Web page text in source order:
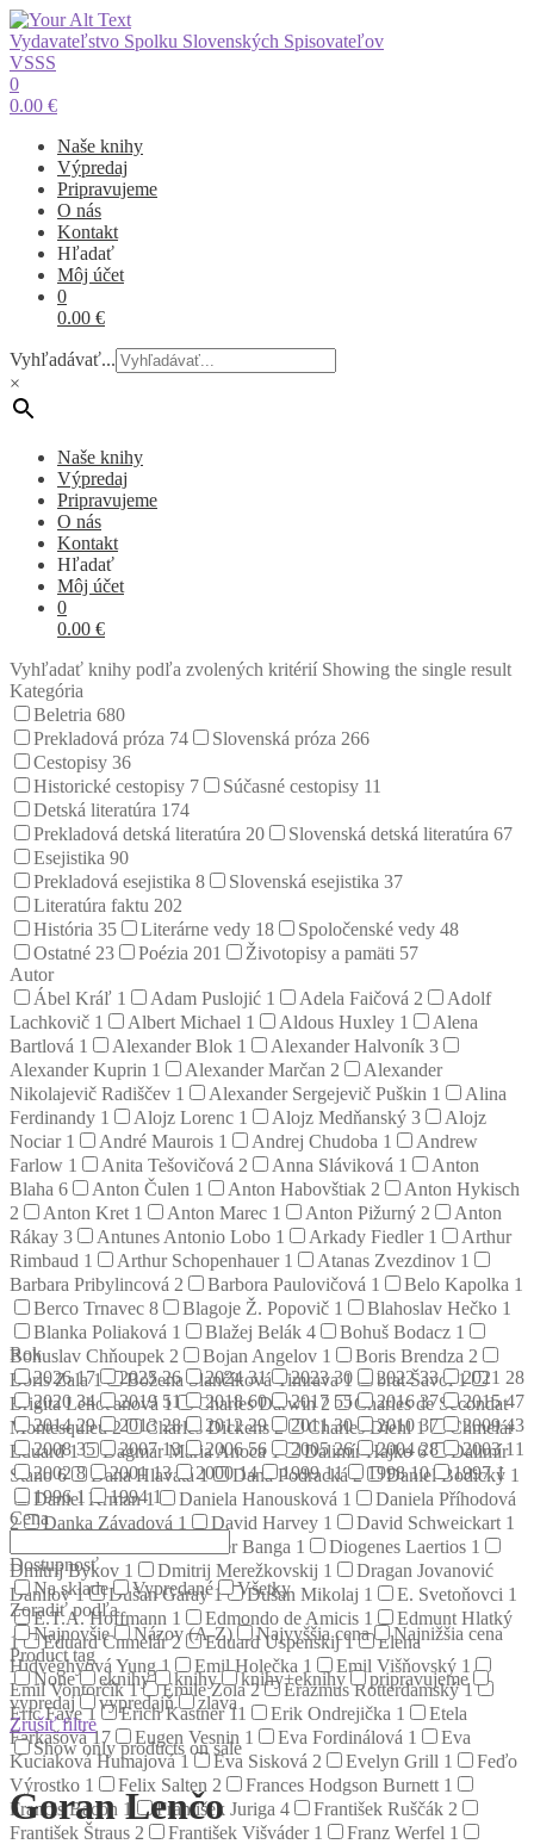
Vydavateľstvo Spolku Slovenských Spisovateľov
VSSS
0
0.00 €
Naše knihy
Výpredaj
Pripravujeme
O nás
Kontakt
Hľadať
Môj účet
0
0.00 €
Vyhľadávať...
×
Naše knihy
Výpredaj
Pripravujeme
O nás
Kontakt
Hľadať
Môj účet
0
0.00 €
Vyhľadať knihy podľa zvolených kritérií Showing the single result
Kategória
Beletria 680
Prekladová próza 74 Slovenská próza 266
Cestopisy 36
Historické cestopisy 7 Súčasné cestopisy 11
Detská literatúra 174
Prekladová detská literatúra 20 Slovenská detská literatúra 67
Esejistika 90
Prekladová esejistika 8 Slovenská esejistika 37
Literatúra faktu 202
História 35 Literárne vedy 18 Spoločenské vedy 48
Ostatné 23 Poézia 201 Životopisy a pamäti 57
Autor
Ábel Kráľ 1 Adam Puslojić 1 Adela Faičová 2
Adolf
Lachkovič 1 Albert Michael 1 Aldous Huxley 1
Alena
Bartlová 1 Alexander Blok 1 Alexander Halvoník 3
Alexander Kuprin 1 Alexander Marčan 2
Alexander
Nikolajevič Radiščev 1 Alexander Sergejevič Puškin 1
Alina
Ferdinandy 1 Alojz Lorenc 1 Alojz Medňanský 3
Alojz
Nociar 1 André Maurois 1 Andrej Chudoba 1
Andrew
Farlow 1 Anita Tešovičová 2 Anna Sláviková 1
Anton
Blaha 6 Anton Čulen 1 Anton Habovštiak 2
Anton Hykisch
2
Anton Kret 1 Anton Marec 1 Anton Pižurný 2
Anton
Rákay 3 Antunes Antonio Lobo 1 Arkady Fiedler 1
Arthur
Rimbaud 1 Arthur Schopenhauer 1 Atanas Zvezdinov 1
Barbara Pribylincová 2 Barbora Paulovičová 1 Belo Kapolka 1
Berco Trnavec 8 Blagoje Ž. Popovič 1 Blahoslav Hečko 1
Blanka Poliaková 1 Blažej Belák 4 Bohuš Bodacz 1
Bohuslav Chňoupek 2 Bojan Angelov 1 Boris Brendza 2
Boris Zala1 Božena Slančíková Timrava1 brat Šavol1
Brigita Lehoťanová 1 Charles Darwin2
Charles de Secondat
Montesquieu2 Charles Dickens2 Charles Diehl1
Chmelár
Eduard1 Dagmar Mária Anoca 1 Dalimír Hajko6
Dalimír
Stano6 Dana Hlavatá1 Dana Podracká2 Daniel Bodický 1
Daniel Krman1 Daniela Hanousková 1
Daniela Příhodová
2
Danka Závadová 1 David Harvey 1 David Schweickart 1
Dezider Banga 1 Diogenes Laertios 1
Dmitrij Bykov 1 Dmitrij Merežkovskij 1
Dragan Jovanović
Danilov1 Dušan Garay1 Dušan Mikolaj 1 E. Svetoňovci 1
E.T.A. Hoffmann 1 Edmondo de Amicis 1
Edmunt Hlatký
1
Eduard Chmelár2 Eduard Uspenskij1
Elena
Hidvéghyová Yung1 Emil Holečka 1 Emil Višňovský 1
Emil Vontorčík1 Émile Zola2 Erazmus Rotterdamský1
Eric Faye1 Erich Kästner11 Erik Ondrejička 1
Etela
Farkašová17 Eugen Vesnin 1 Eva Fordinálová 1
Eva
Kuciaková Humajová1 Eva Sisková 2 Evelyn Grill 1
Feďo
Výrostko 1 Felix Salten 2 Frances Hodgson Burnett 1
Francis Bacon 1 František Juriga 4 František Ruščák 2
František Štraus 2 František Višváder 1 Franz Werfel 1
Rok
202617 202526 202431 202330 202233 2021 28
2020 34 2019 51 201860 2017 55 201637 201547
201429 201328 201229 201130 201037 200943
200835 200713 200656 200526 200428 200311
20028 200113 200014 199911 199810 19971
19961 19941
Cena
Dostupnosť
Na sklade
Vypredané
Všetky
Zoradiť podľa
Najnovšie
Názov (A-Z) Najvyššia cena
Najnižšia cena
Product tag
None
eknihy knihy knihy+eknihy
pripravujeme
vypredaj
vypredajň
zlava
Zrušiť filtre
Show only products on sale
Goran Lenčo